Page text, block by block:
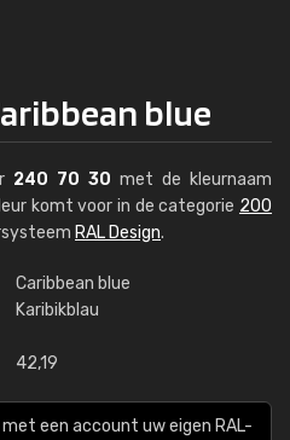
blue
240 70 30 met de kleurnaam
komt voor in de categorie 200
RAL Design.
Caribbean blue
Karibikblau
42,19
een account uw eigen RAL-